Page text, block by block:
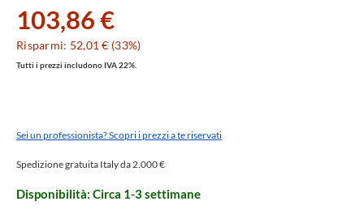
103,86 €
Risparmi: 52,01 € (33%)
Tutti i prezzi includono IVA 22%.
Sei un professionista? Scopri i prezzi a te riservati
Spedizione gratuita Italy da 2.000 €
Disponibilità: Circa 1-3 settimane